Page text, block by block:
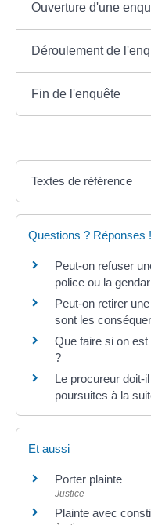
Ouverture d'une
Déroulement de
Fin de l'enquête
Textes de référence
Questions ? Réponses !
Peut-on refuser
police ou la
Peut-on retirer
sont les
Que faire si on
?
Le procureur doit-
poursuites à la
Et aussi
Porter plainte
Justice
Plainte avec